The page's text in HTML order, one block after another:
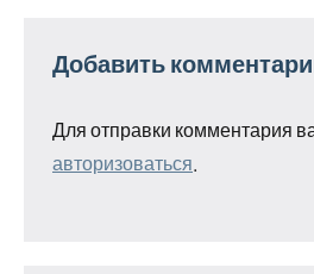
Добавить
Для отправки комментария
авторизоваться